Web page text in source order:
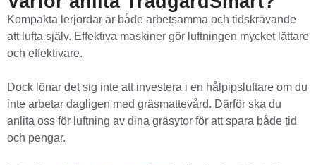
Kompakta lerjordar är både arbetsamma och tidskrävande
att lufta själv. Effektiva maskiner gör luftningen mycket lättare
och effektivare.
Dock lönar det sig inte att investera i en hålpipsluftare om du
inte arbetar dagligen med gräsmattevård. Därför ska du
anlita oss för luftning av dina gräsytor för att spara både tid
och pengar.